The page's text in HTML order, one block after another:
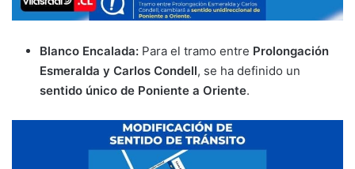
Blanco Encalada: Para el tramo entre Prolongación
Esmeralda y Carlos Condell, se ha definido un
sentido único de Poniente a Oriente.